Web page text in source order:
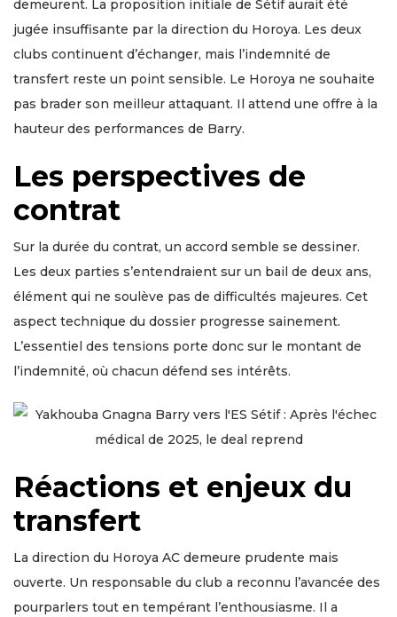
demeurent. La proposition initiale de Sétif aurait été
jugée insuffisante par la direction du Horoya. Les deux
clubs continuent d’échanger, mais l’indemnité de
transfert reste un point sensible. Le Horoya ne souhaite
pas brader son meilleur attaquant. Il attend une offre à la
hauteur des performances de Barry.
Les perspectives de
contrat
Sur la durée du contrat, un accord semble se dessiner.
Les deux parties s’entendraient sur un bail de deux ans,
élément qui ne soulève pas de difficultés majeures. Cet
aspect technique du dossier progresse sainement.
L’essentiel des tensions porte donc sur le montant de
l’indemnité, où chacun défend ses intérêts.
Réactions et enjeux du
transfert
La direction du Horoya AC demeure prudente mais
ouverte. Un responsable du club a reconnu l’avancée des
pourparlers tout en tempérant l’enthousiasme. Il a